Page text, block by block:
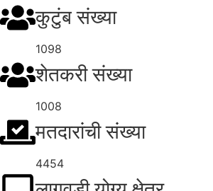
कुटुंब संख्या
1098
शेतकरी संख्या
1008
मतदारांची संख्या
4454